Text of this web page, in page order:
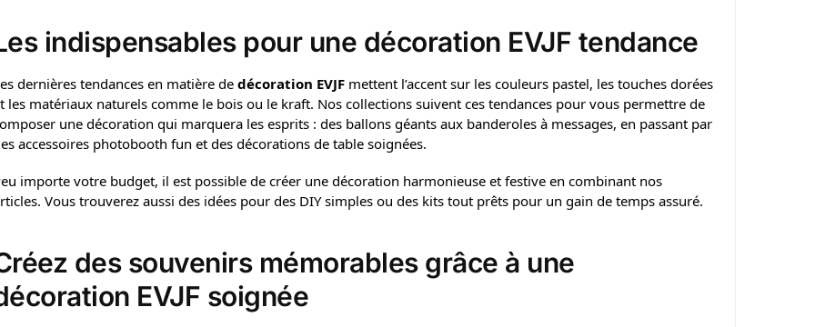
indispensables pour une décoration EVJF tendance
dernières tendances en matière de décoration EVJFmettent l’accent sur les couleurs pastel, les touches dorées
les matériaux naturels comme le bois ou le kraft. Nos collections suivent ces tendances pour vous permettre de
une décoration qui marquera les esprits : des ballons géants aux banderoles à messages, en passant par
accessoires photobooth fun et des décorations de table soignées.
importe votre budget, il est possible de créer une décoration harmonieuse et festive en combinant nos
Vous trouverez aussi des idées pour des DIY simples ou des kits tout prêts pour un gain de temps assuré.
des souvenirs mémorables grâce à une
EVJF soignée